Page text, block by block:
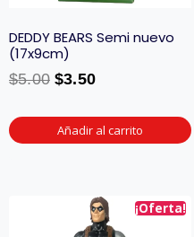
DEDDY BEARS Semi nuevo
(17x9cm)
$5.00 $3.50
Añadir al carrito
¡Oferta!